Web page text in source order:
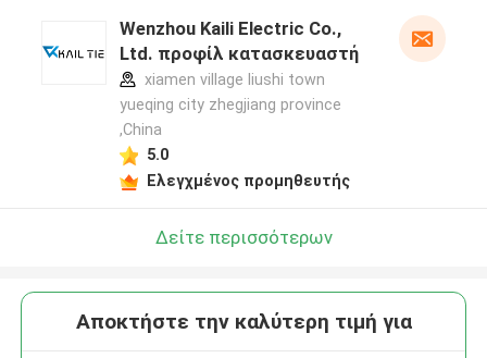
Wenzhou Kaili Electric Co.,
Ltd. προφίλ κατασκευαστή
xiamen village liushi town
yueqing city zhegjiang province
,China
5.0
Ελεγχμένος προμηθευτής
Δείτε περισσότερων
Αποκτήστε την καλύτερη τιμή για